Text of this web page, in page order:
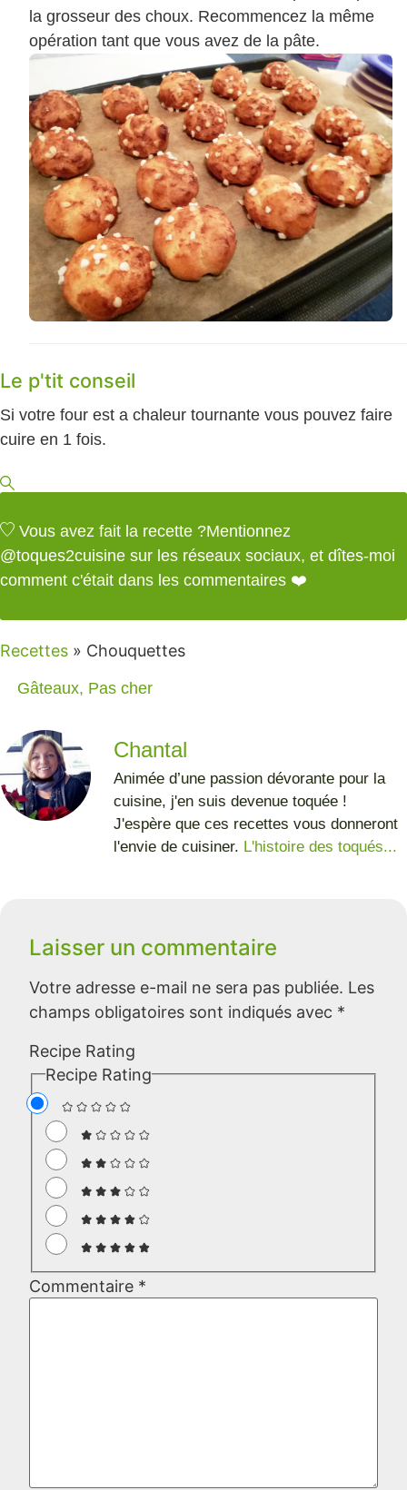
la grosseur des choux. Recommencez la même
opération tant que vous avez de la pâte.
Le p'tit conseil
Si votre four est a chaleur tournante vous pouvez faire
cuire en 1 fois.
Vous avez fait la recette ?Mentionnez
@toques2cuisine sur les réseaux sociaux, et dîtes-moi
comment c'était dans les commentaires ❤️
Recettes » Chouquettes
Gâteaux, Pas cher
Chantal
Animée d’une passion dévorante pour la
cuisine, j'en suis devenue toquée !
J'espère que ces recettes vous donneront
l'envie de cuisiner. L'histoire des toqués...
Laisser un commentaire
Votre adresse e-mail ne sera pas publiée. Les
champs obligatoires sont indiqués avec *
Recipe Rating
Recipe Rating
Commentaire *